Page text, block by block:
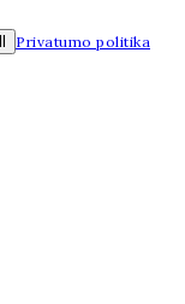
Privatumo politika